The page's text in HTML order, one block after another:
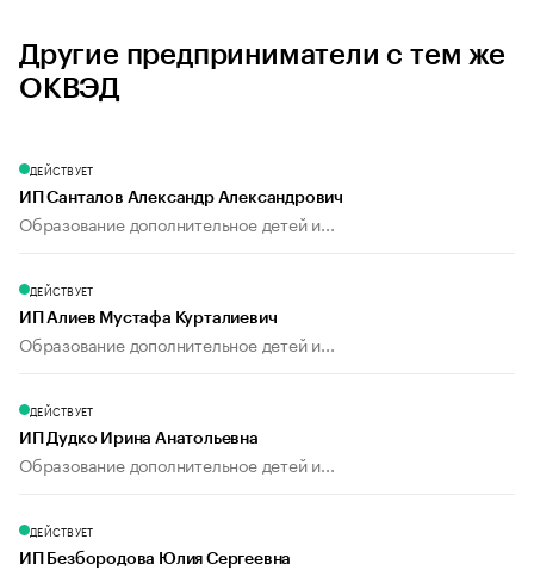
Другие предприниматели с тем же
ОКВЭД
ДЕЙСТВУЕТ
ИП Санталов Александр Александрович
Образование дополнительное детей и...
ДЕЙСТВУЕТ
ИП Алиев Мустафа Курталиевич
Образование дополнительное детей и...
ДЕЙСТВУЕТ
ИП Дудко Ирина Анатольевна
Образование дополнительное детей и...
ДЕЙСТВУЕТ
ИП Безбородова Юлия Сергеевна